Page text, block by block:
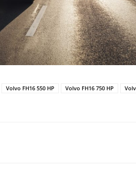
Volvo FH16 550 HP Volvo FH16 750 HP